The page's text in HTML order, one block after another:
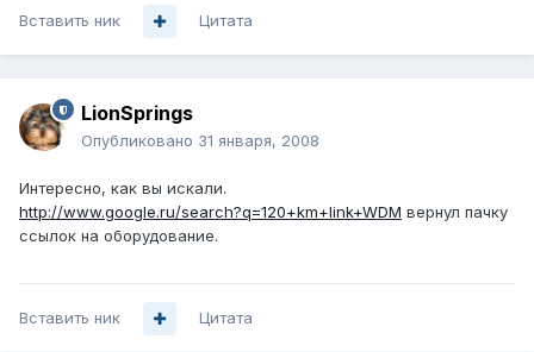
Вставить ник Цитата
LionSprings
Опубликовано 31 января, 2008
Интересно, как вы искали.
http://www.google.ru/search?q=120+km+link+WDM вернул пачку
ссылок на оборудование.
Вставить ник Цитата